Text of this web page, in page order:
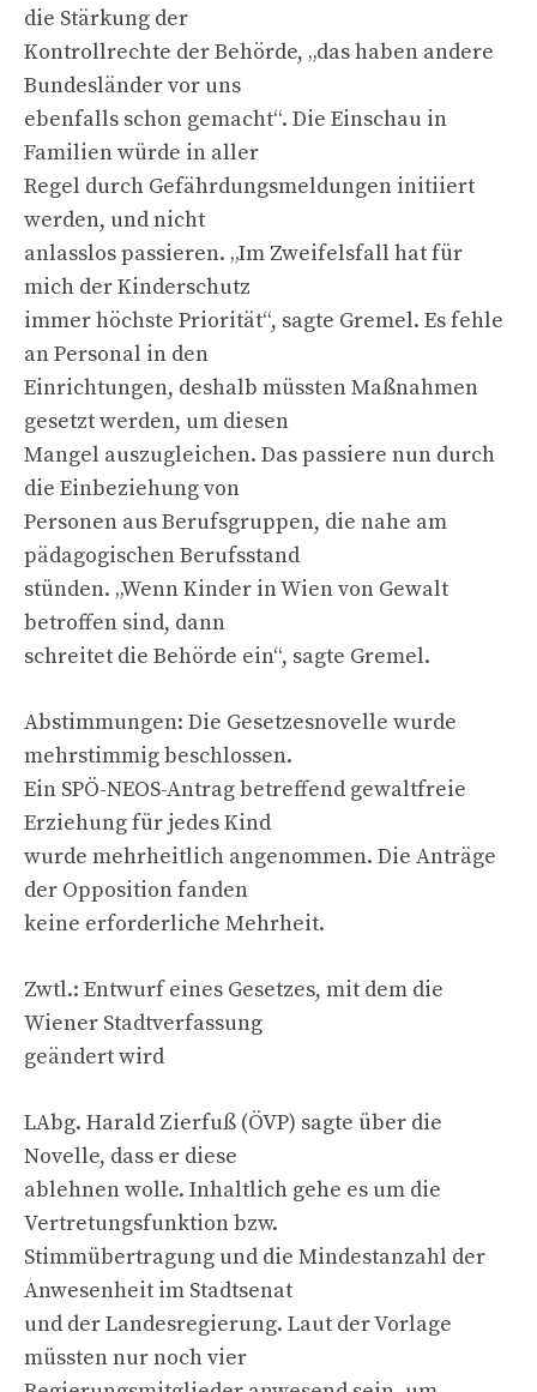
die Stärkung der
Kontrollrechte der Behörde, „das haben andere
Bundesländer vor uns
ebenfalls schon gemacht“. Die Einschau in
Familien würde in aller
Regel durch Gefährdungsmeldungen initiiert
werden, und nicht
anlasslos passieren. „Im Zweifelsfall hat für
mich der Kinderschutz
immer höchste Priorität“, sagte Gremel. Es fehle
an Personal in den
Einrichtungen, deshalb müssten Maßnahmen
gesetzt werden, um diesen
Mangel auszugleichen. Das passiere nun durch
die Einbeziehung von
Personen aus Berufsgruppen, die nahe am
pädagogischen Berufsstand
stünden. „Wenn Kinder in Wien von Gewalt
betroffen sind, dann
schreitet die Behörde ein“, sagte Gremel.
Abstimmungen: Die Gesetzesnovelle wurde
mehrstimmig beschlossen.
Ein SPÖ-NEOS-Antrag betreffend gewaltfreie
Erziehung für jedes Kind
wurde mehrheitlich angenommen. Die Anträge
der Opposition fanden
keine erforderliche Mehrheit.
Zwtl.: Entwurf eines Gesetzes, mit dem die
Wiener Stadtverfassung
geändert wird
LAbg. Harald Zierfuß (ÖVP) sagte über die
Novelle, dass er diese
ablehnen wolle. Inhaltlich gehe es um die
Vertretungsfunktion bzw.
Stimmübertragung und die Mindestanzahl der
Anwesenheit im Stadtsenat
und der Landesregierung. Laut der Vorlage
müssten nur noch vier